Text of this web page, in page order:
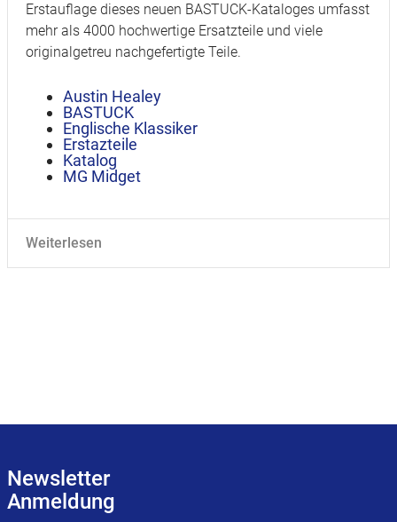
Erstauflage dieses neuen BASTUCK-Kataloges umfasst
mehr als 4000 hochwertige Ersatzteile und viele
originalgetreu nachgefertigte Teile.
Austin Healey
BASTUCK
Englische Klassiker
Erstazteile
Katalog
MG Midget
Weiterlesen
Newsletter
Anmeldung